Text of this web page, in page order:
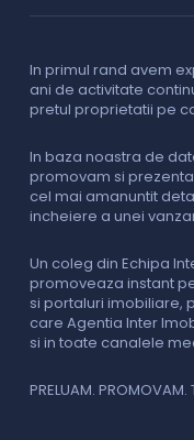
In primul rand avem
ani de activitate
pretul proprietatii pe
In baza noastra de
promovam si
cel mai amanuntit
incheiere a unei
Un coleg din Echipa
promoveaza instant
si portaluri imobiliare,
care Agentia Inter
si in toate canalele
PRELUAM.